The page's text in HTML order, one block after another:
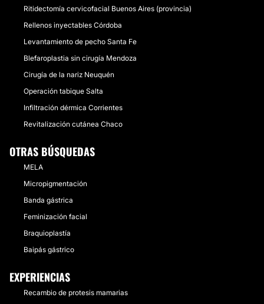
Ritidectomía cervicofacial Buenos Aires (provincia)
Rellenos inyectables Córdoba
Levantamiento de pecho Santa Fe
Blefaroplastia sin cirugía Mendoza
Cirugía de la nariz Neuquén
Operación tabique Salta
Infiltración dérmica Corrientes
Revitalización cutánea Chaco
OTRAS BÚSQUEDAS
MELA
Micropigmentación
Banda gástrica
Feminización facial
Braquioplastía
Baipás gástrico
EXPERIENCIAS
Recambio de protesis mamarias